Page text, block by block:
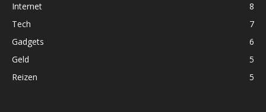
Internet
8
Tech
7
Gadgets
6
Geld
5
Reizen
5